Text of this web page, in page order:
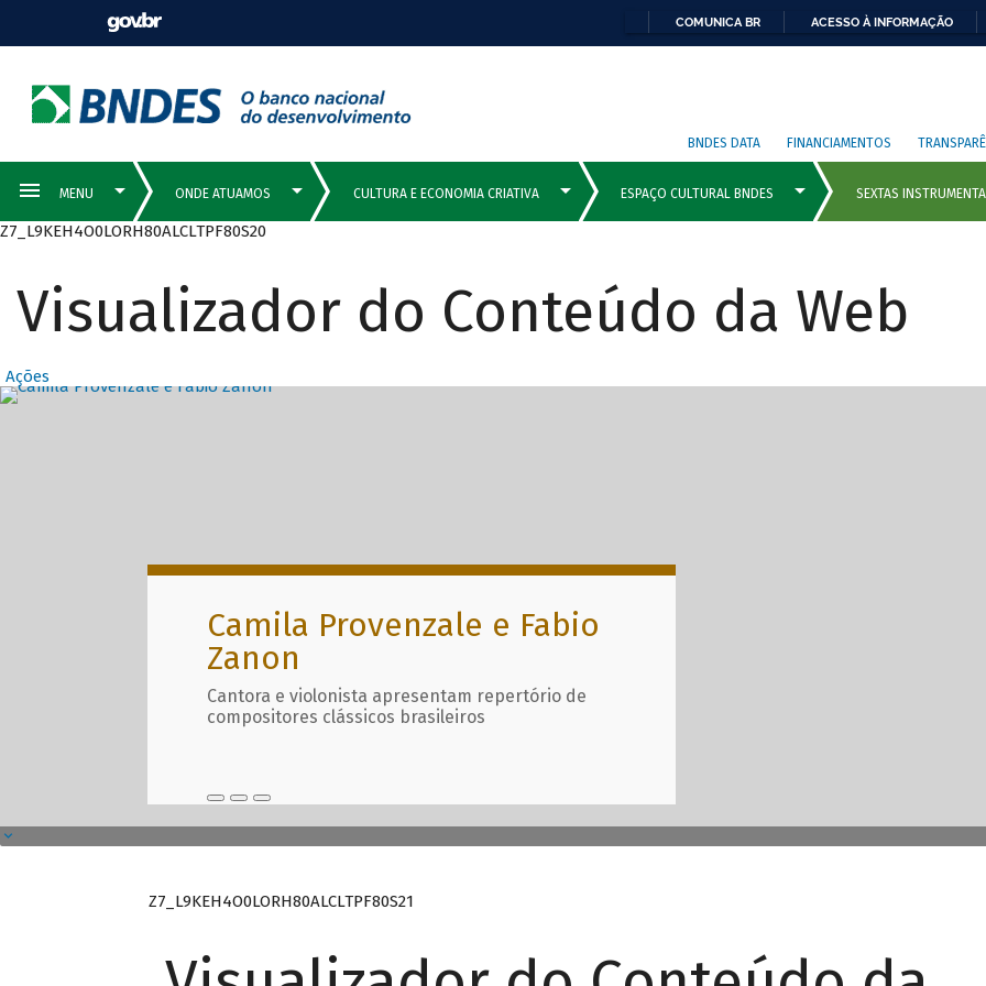
COMUNICA BR ACESSO À INFORMAÇÃO
BNDES DATA FINANCIAMENTOS
Z7_L9KEH4O0LORH80ALCLTPF80S20
Visualizador do Conteúdo da Web
Ações
Destaques Principais com
Camila Provenzale e Fabio
Zanon
Cantora e violonista apresentam repertório de
compositores clássicos brasileiros
Z7_L9KEH4O0LORH80ALCLTPF80S21